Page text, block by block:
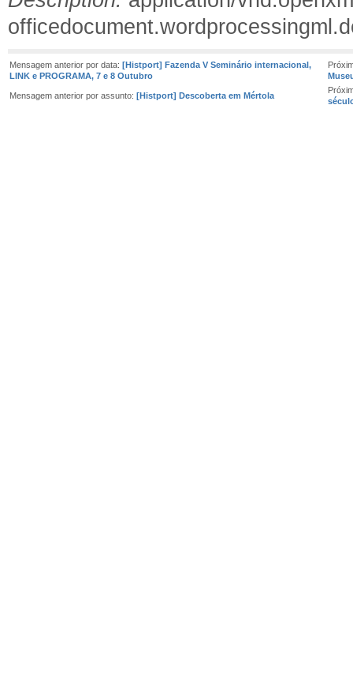
Mensagem anterior por data: [Histport] Fazenda V Seminário internacional,
LINK e PROGRAMA, 7 e 8 Outubro
Mensagem anterior por assunto: [Histport] Descoberta em Mértola